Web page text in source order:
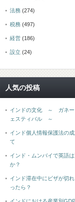
法務 (274)
税務 (497)
経営 (186)
設立 (24)
人気の投稿
インドの文化 ～ ガネー
ェスティバル ～
インド個人情報保護法の
て
インド・ムンバイで英語
か？
インド滞在中にビザが切
ったら？